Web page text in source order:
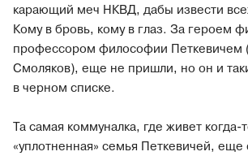
карающий меч НКВД, дабы извести
Кому в бровь, кому в глаз. За героем
профессором философии Петкевичем
Смоляков), еще не пришли, но он и
в черном списке.
Та самая коммуналка, где живет когда-
«уплотненная» семья Петкевичей, еще